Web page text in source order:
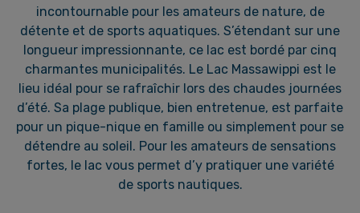
incontournable pour les amateurs de nature, de
détente et de sports aquatiques. S’étendant sur une
longueur impressionnante, ce lac est bordé par cinq
charmantes municipalités. Le Lac Massawippi est le
lieu idéal pour se rafraîchir lors des chaudes journées
d’été. Sa plage publique, bien entretenue, est parfaite
pour un pique-nique en famille ou simplement pour se
détendre au soleil. Pour les amateurs de sensations
fortes, le lac vous permet d’y pratiquer une variété
de sports nautiques.